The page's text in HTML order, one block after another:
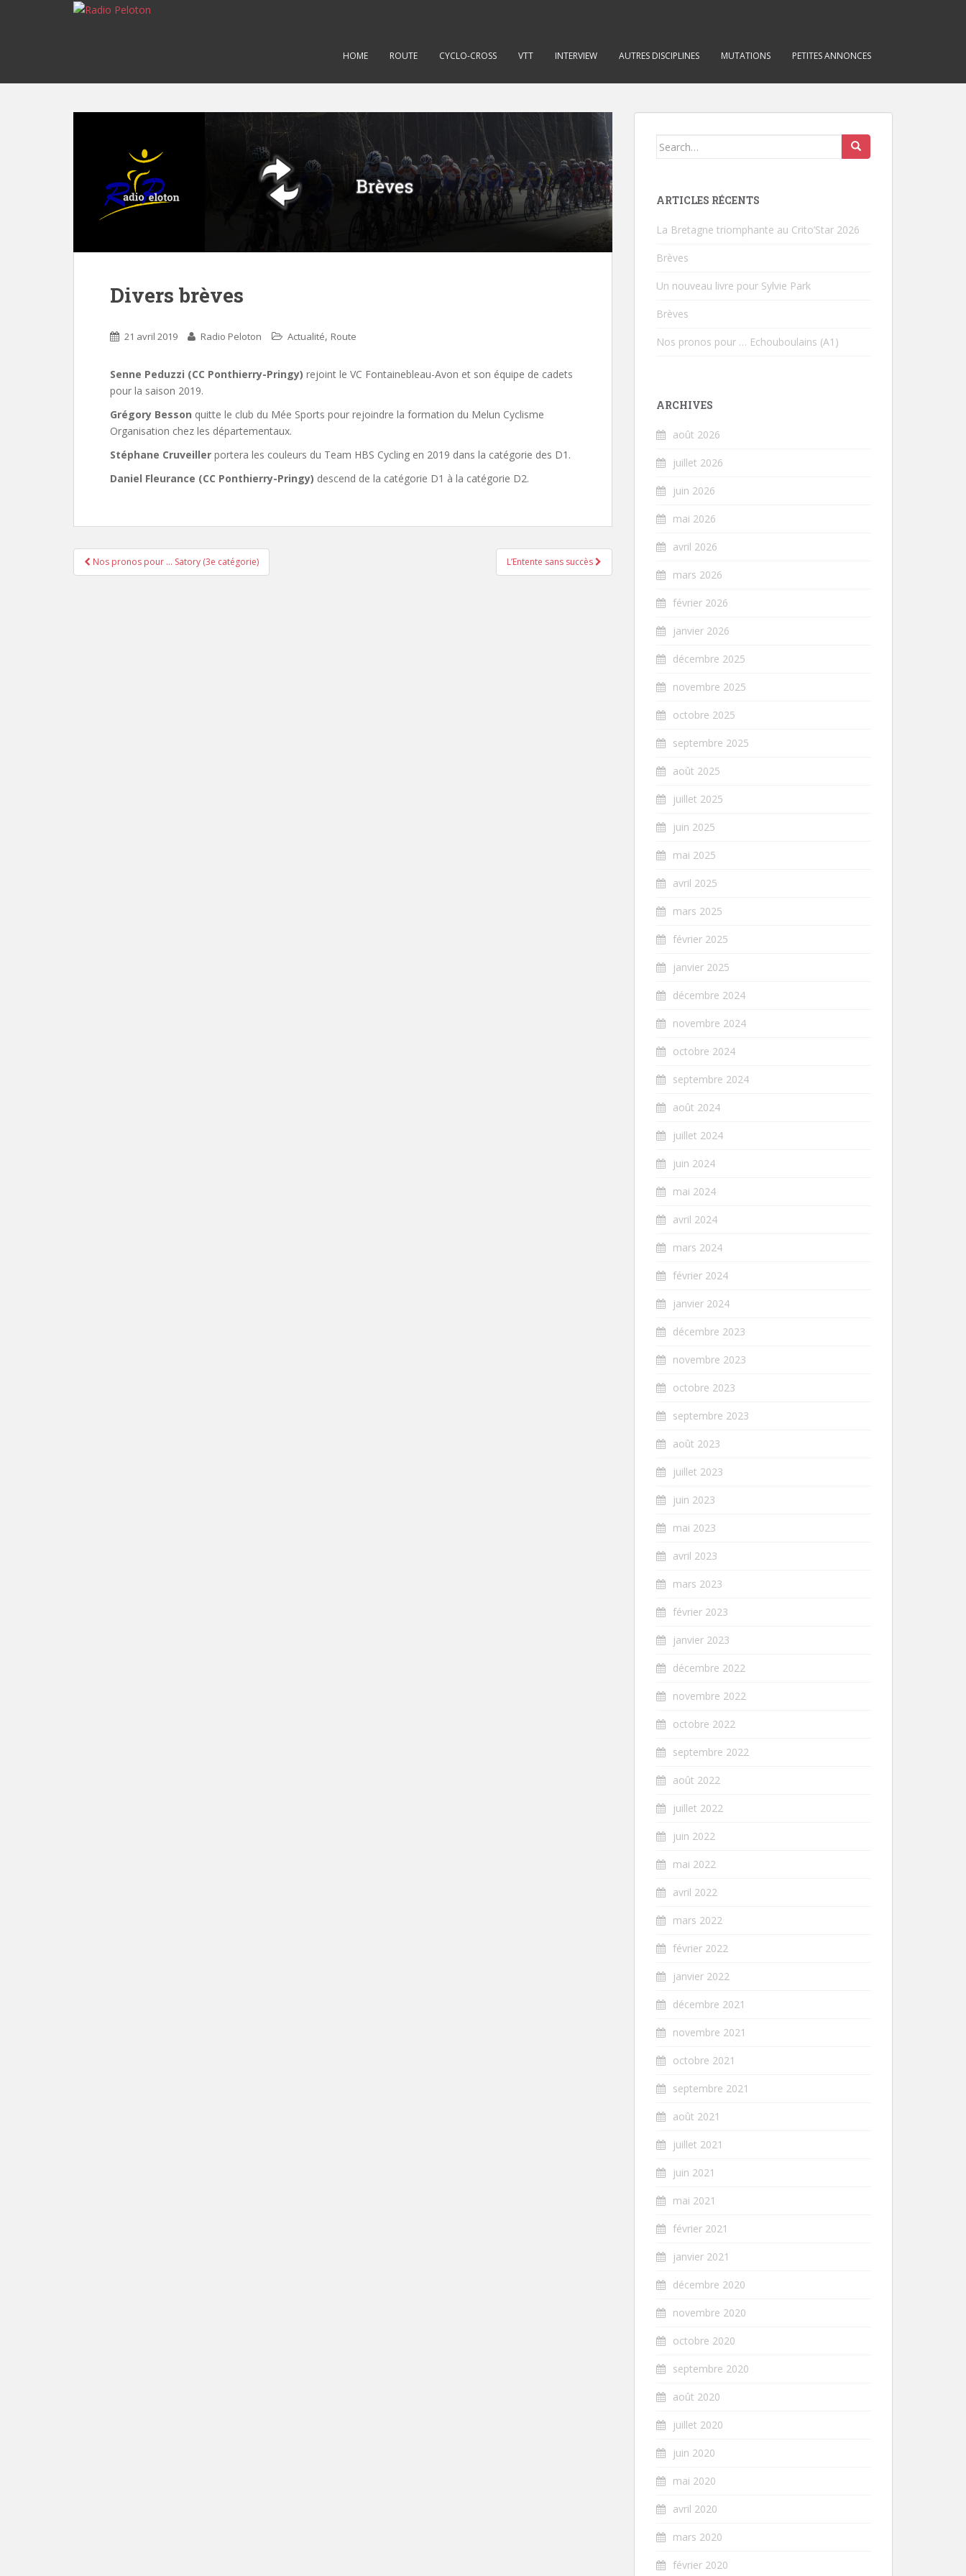
HOME ROUTE CYCLO-CROSS VTT INTERVIEW AUTRES DISCIPLINES MUTATIONS PETITES ANNONCES
Divers brèves
21 avril 2019 Radio Peloton Actualité, Route
Senne Peduzzi (CC Ponthierry-Pringy) rejoint le VC Fontainebleau-Avon et son équipe de cadets
pour la saison 2019.
Grégory Besson quitte le club du Mée Sports pour rejoindre la formation du Melun Cyclisme
Organisation chez les départementaux.
Stéphane Cruveiller portera les couleurs du Team HBS Cycling en 2019 dans la catégorie des D1.
Daniel Fleurance (CC Ponthierry-Pringy) descend de la catégorie D1 à la catégorie D2.
Pagination d'article
Nos pronos pour … Satory (3e catégorie) L’Entente sans succès
Search for:
ARTICLES RÉCENTS
La Bretagne triomphante au Crito’Star 2026
Brèves
Un nouveau livre pour Sylvie Park
Brèves
Nos pronos pour … Echouboulains (A1)
ARCHIVES
août 2026
juillet 2026
juin 2026
mai 2026
avril 2026
mars 2026
février 2026
janvier 2026
décembre 2025
novembre 2025
octobre 2025
septembre 2025
août 2025
juillet 2025
juin 2025
mai 2025
avril 2025
mars 2025
février 2025
janvier 2025
décembre 2024
novembre 2024
octobre 2024
septembre 2024
août 2024
juillet 2024
juin 2024
mai 2024
avril 2024
mars 2024
février 2024
janvier 2024
décembre 2023
novembre 2023
octobre 2023
septembre 2023
août 2023
juillet 2023
juin 2023
mai 2023
avril 2023
mars 2023
février 2023
janvier 2023
décembre 2022
novembre 2022
octobre 2022
septembre 2022
août 2022
juillet 2022
juin 2022
mai 2022
avril 2022
mars 2022
février 2022
janvier 2022
décembre 2021
novembre 2021
octobre 2021
septembre 2021
août 2021
juillet 2021
juin 2021
mai 2021
février 2021
janvier 2021
décembre 2020
novembre 2020
octobre 2020
septembre 2020
août 2020
juillet 2020
juin 2020
mai 2020
avril 2020
mars 2020
février 2020